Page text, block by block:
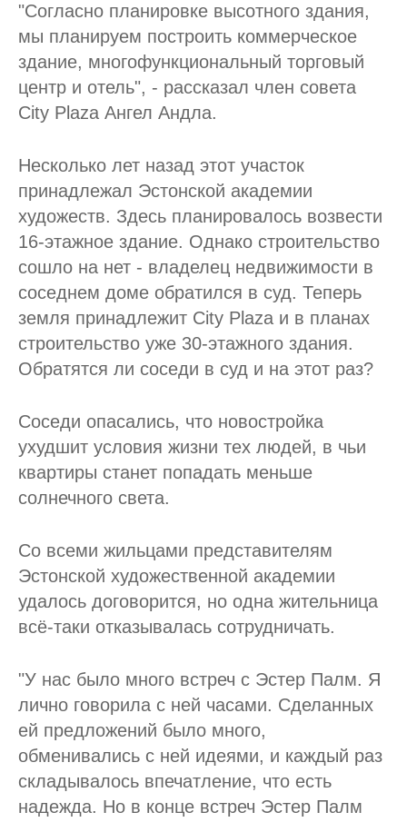
"Согласно планировке высотного здания,
мы планируем построить коммерческое
здание, многофункциональный торговый
центр и отель", - рассказал член совета
City Plaza Ангел Андла.
Несколько лет назад этот участок
принадлежал Эстонской академии
художеств. Здесь планировалось возвести
16-этажное здание. Однако строительство
сошло на нет - владелец недвижимости в
соседнем доме обратился в суд. Теперь
земля принадлежит City Plaza и в планах
строительство уже 30-этажного здания.
Обратятся ли соседи в суд и на этот раз?
Соседи опасались, что новостройка
ухудшит условия жизни тех людей, в чьи
квартиры станет попадать меньше
солнечного света.
Со всеми жильцами представителям
Эстонской художественной академии
удалось договорится, но одна жительница
всё-таки отказывалась сотрудничать.
"У нас было много встреч с Эстер Палм. Я
лично говорила с ней часами. Сделанных
ей предложений было много,
обменивались с ней идеями, и каждый раз
складывалось впечатление, что есть
надежда. Но в конце встреч Эстер Палм